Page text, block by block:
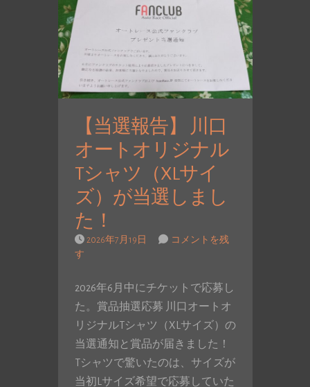
【当選報告】 川口
オートオリジナル
Tシャツ（XLサイ
ズ）が当選しまし
た！
2026年7月19日
コメントを残
す
2026年6月中にチケットで応募し
た。賞品抽選応募 川口オートオ
リジナルTシャツ（XLサイズ）の
当選通知と賞品が届きました！
Tシャツで驚いたのは、サイズが
当初Lサイズ希望で応募していた